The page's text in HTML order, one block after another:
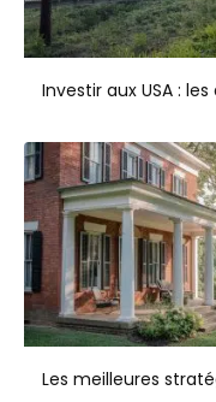
Investir aux USA :
Les meilleures